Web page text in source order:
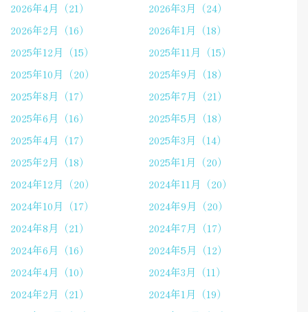
2026年4月（21）
2026年3月（24）
2026年2月（16）
2026年1月（18）
2025年12月（15）
2025年11月（15）
2025年10月（20）
2025年9月（18）
2025年8月（17）
2025年7月（21）
2025年6月（16）
2025年5月（18）
2025年4月（17）
2025年3月（14）
2025年2月（18）
2025年1月（20）
2024年12月（20）
2024年11月（20）
2024年10月（17）
2024年9月（20）
2024年8月（21）
2024年7月（17）
2024年6月（16）
2024年5月（12）
2024年4月（10）
2024年3月（11）
2024年2月（21）
2024年1月（19）